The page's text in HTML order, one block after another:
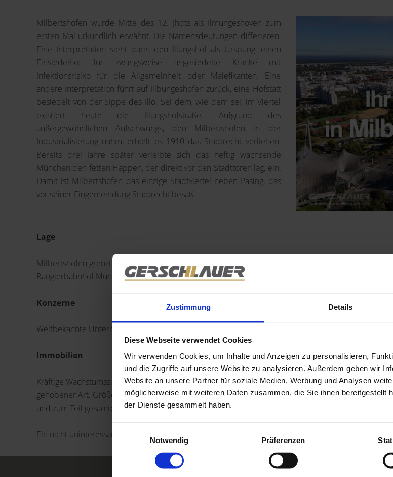
Zustimmung Details
Diese Webseite verwendet Cookies
Wir verwenden Cookies, um Inhalte und Anzeigen zu personalisieren,
und die Zugriffe auf unsere Website zu analysieren. Außerdem geben wir
Website an unsere Partner für soziale Medien, Werbung und Analysen
möglicherweise mit weiteren Daten zusammen, die Sie ihnen bereitgestellt
der Dienste gesammelt haben.
Notwendig
Präferenzen
Milbertshofen wurde Mitte des 12. Jhdts als Ilmungeshoven zum
ersten Mal urkundlich erwähnt. Die Namensdeutungen differieren.
Eine Interpretation sieht darin den Illungshof als Urspung, einen
Einsiedelhof für zwangsweise angesiedelte Kranke mit
Infektionsrisiko für die Allgemeinheit oder Malefikanten. Eine
andere Interpretation führt auf Illbungeshofen zurück, eine Hofstatt
besiedelt von der Sippe des Illo. Sei dem, wie dem sei, im Viertel
existiert heute die Illungshofstraße. Aufgrund des
außergewöhnlichen Aufschwungs, den Milbertshofen in der
Industrialisierung nahm, erhielt es 1910 das Stadtrecht verliehen.
Bereits drei Jahre später verleibte sich das heftig wachsende
München den fetten Happen, der direkt vor den Stadttoren lag, ein.
Damit ist Milbertshofen das einzige Stadtviertel neben Pasing, das
vor seiner Eingemeindung Stadtrecht besaß.
Lage
Milbertshofen grenzt im Osten an den Hart und Freimann, im Westen an Moosach, die
Rangierbahnhof München Nord führt und im Süden bildet der Petuelring die Grenze zu
Konzerne
Weltbekannte Unternehmen sind hier angesiedelt, wie BMW und die Süddeutsche Bremsen AG,
Immobilien
Kräftige Wachstumsschübe erhielt das Viertel jeweils nach dem 1. und nach dem 2. Weltkrieg.
gehobener Art. Größere Grünflächen sind eher selten. Das Preisniveau für Immobilien ist je nach
und zum Teil gesamte Wohnanlagen wechseln hier den Eigentümer. Über U-Bahn ist das Viertel
Ein nicht uninteressanter Immobilienmarkt, der Gerschlauer Immobilien ebenfalls bestens bekannt